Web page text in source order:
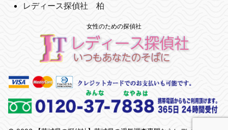
レディース探偵社 柏
女性のための探偵社